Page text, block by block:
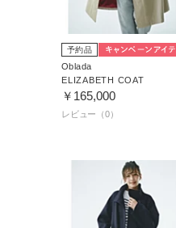
予約品
Oblada
ELIZABETH COAT
￥165,000